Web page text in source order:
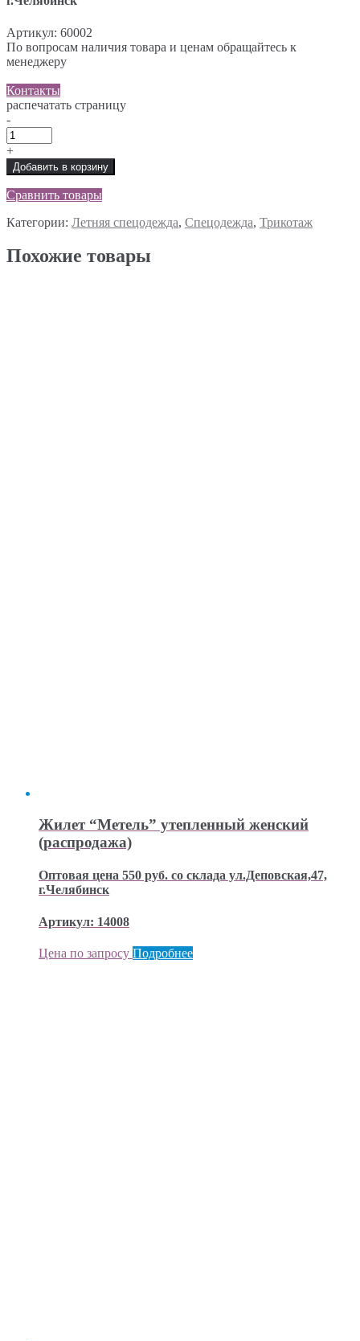
Артикул: 60002
По вопросам наличия товара и ценам обращайтесь к
менеджеру
Контакты
распечатать страницу
-
+
Добавить в корзину
Сравнить товары
Категории: Летняя спецодежда, Спецодежда, Трикотаж
Похожие товары
Жилет “Метель” утепленный женский
(распродажа)
Оптовая цена 550 руб. со склада ул.Деповская,47,
г.Челябинск
Артикул: 14008
Цена по запросу Подробнее